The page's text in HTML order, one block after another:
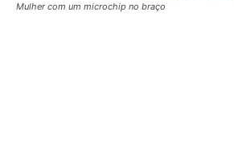
Mulher com um microchip no braço